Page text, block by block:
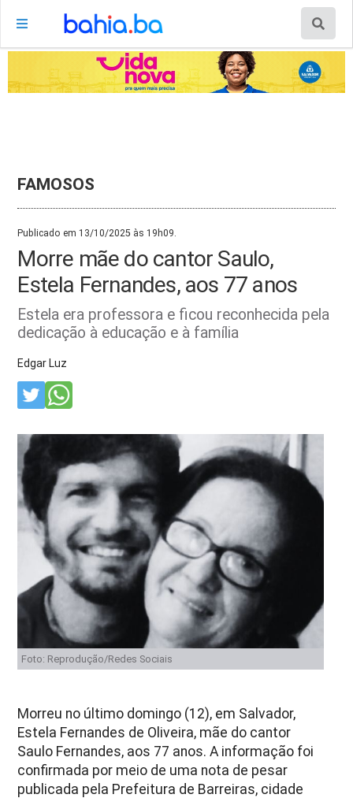
FAMOSOS
Publicado em 13/10/2025 às 19h09.
Morre mãe do cantor Saulo,
Estela Fernandes, aos 77 anos
Estela era professora e ficou reconhecida pela
dedicação à educação e à família
Edgar Luz
Foto: Reprodução/Redes Sociais
Morreu no último domingo (12), em Salvador,
Estela Fernandes de Oliveira, mãe do cantor
Saulo Fernandes, aos 77 anos. A informação foi
confirmada por meio de uma nota de pesar
publicada pela Prefeitura de Barreiras, cidade